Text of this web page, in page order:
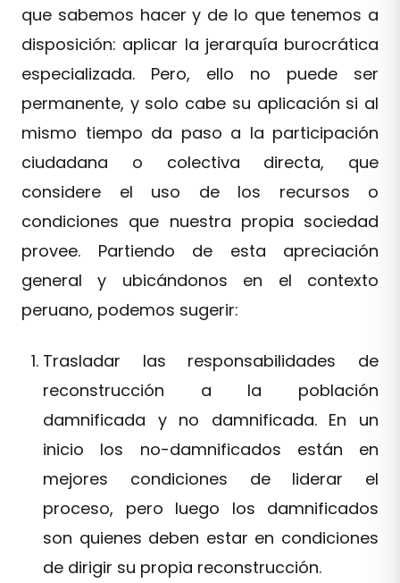
que sabemos hacer y de lo que tenemos a
disposición: aplicar la jerarquía burocrática
especializada. Pero, ello no puede ser
permanente, y solo cabe su aplicación si al
mismo tiempo da paso a la participación
ciudadana o colectiva directa, que
considere el uso de los recursos o
condiciones que nuestra propia sociedad
provee. Partiendo de esta apreciación
general y ubicándonos en el contexto
peruano, podemos sugerir:
Trasladar las responsabilidades de
reconstrucción a la población
damnificada y no damnificada. En un
inicio los no-damnificados están en
mejores condiciones de liderar el
proceso, pero luego los damnificados
son quienes deben estar en condiciones
de dirigir su propia reconstrucción.